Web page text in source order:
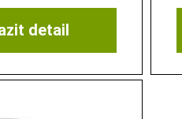
detail